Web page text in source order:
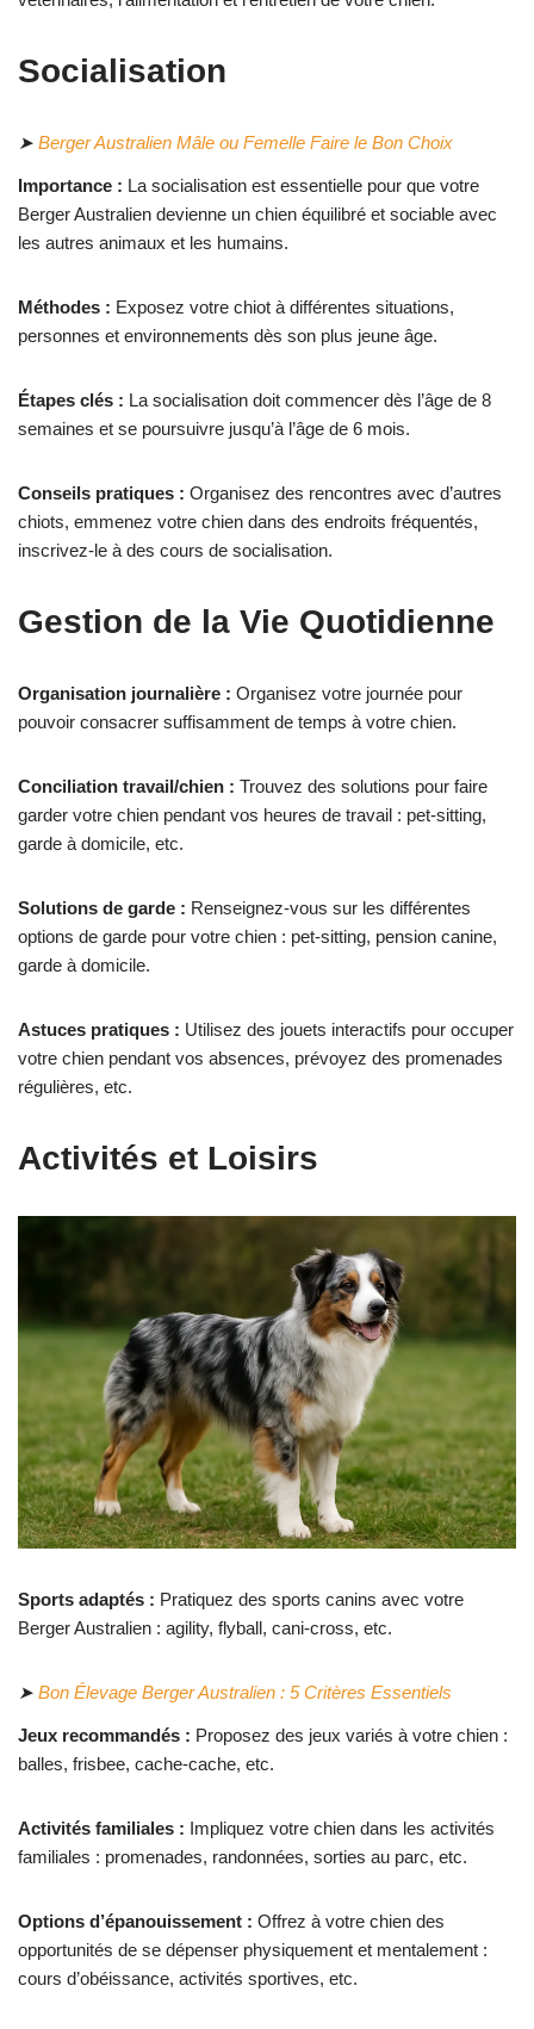
Socialisation
➤ Berger Australien Mâle ou Femelle Faire le Bon Choix
Importance : La socialisation est essentielle pour que votre
Berger Australien devienne un chien équilibré et sociable avec
les autres animaux et les humains.
Méthodes : Exposez votre chiot à différentes situations,
personnes et environnements dès son plus jeune âge.
Étapes clés : La socialisation doit commencer dès l’âge de 8
semaines et se poursuivre jusqu’à l’âge de 6 mois.
Conseils pratiques : Organisez des rencontres avec d’autres
chiots, emmenez votre chien dans des endroits fréquentés,
inscrivez-le à des cours de socialisation.
Gestion de la Vie Quotidienne
Organisation journalière : Organisez votre journée pour
pouvoir consacrer suffisamment de temps à votre chien.
Conciliation travail/chien : Trouvez des solutions pour faire
garder votre chien pendant vos heures de travail : pet-sitting,
garde à domicile, etc.
Solutions de garde : Renseignez-vous sur les différentes
options de garde pour votre chien : pet-sitting, pension canine,
garde à domicile.
Astuces pratiques : Utilisez des jouets interactifs pour occuper
votre chien pendant vos absences, prévoyez des promenades
régulières, etc.
Activités et Loisirs
Sports adaptés : Pratiquez des sports canins avec votre
Berger Australien : agility, flyball, cani-cross, etc.
➤ Bon Élevage Berger Australien : 5 Critères Essentiels
Jeux recommandés : Proposez des jeux variés à votre chien :
balles, frisbee, cache-cache, etc.
Activités familiales : Impliquez votre chien dans les activités
familiales : promenades, randonnées, sorties au parc, etc.
Options d’épanouissement : Offrez à votre chien des
opportunités de se dépenser physiquement et mentalement :
cours d’obéissance, activités sportives, etc.